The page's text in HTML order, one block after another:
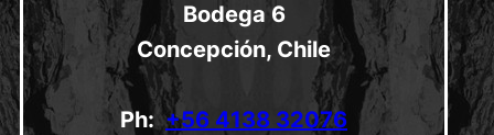
Bodega 6
Concepción, Chile
Ph:+56 4138 32076